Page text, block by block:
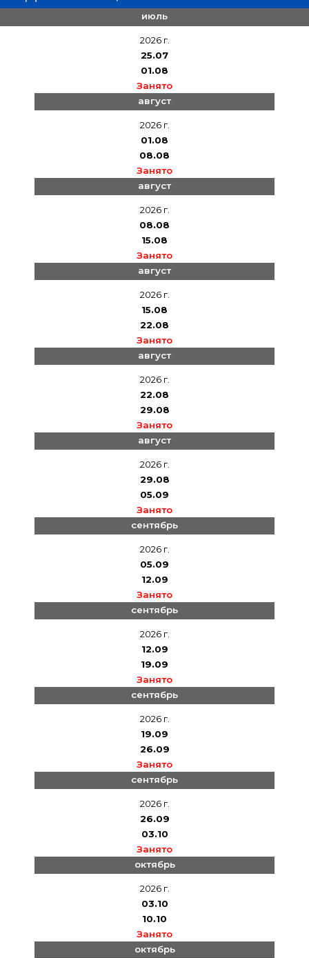
июль
2026 г.
25.07
01.08
Занято
август
2026 г.
01.08
08.08
Занято
август
2026 г.
08.08
15.08
Занято
август
2026 г.
15.08
22.08
Занято
август
2026 г.
22.08
29.08
Занято
август
2026 г.
29.08
05.09
Занято
сентябрь
2026 г.
05.09
12.09
Занято
сентябрь
2026 г.
12.09
19.09
Занято
сентябрь
2026 г.
19.09
26.09
Занято
сентябрь
2026 г.
26.09
03.10
Занято
октябрь
2026 г.
03.10
10.10
Занято
октябрь